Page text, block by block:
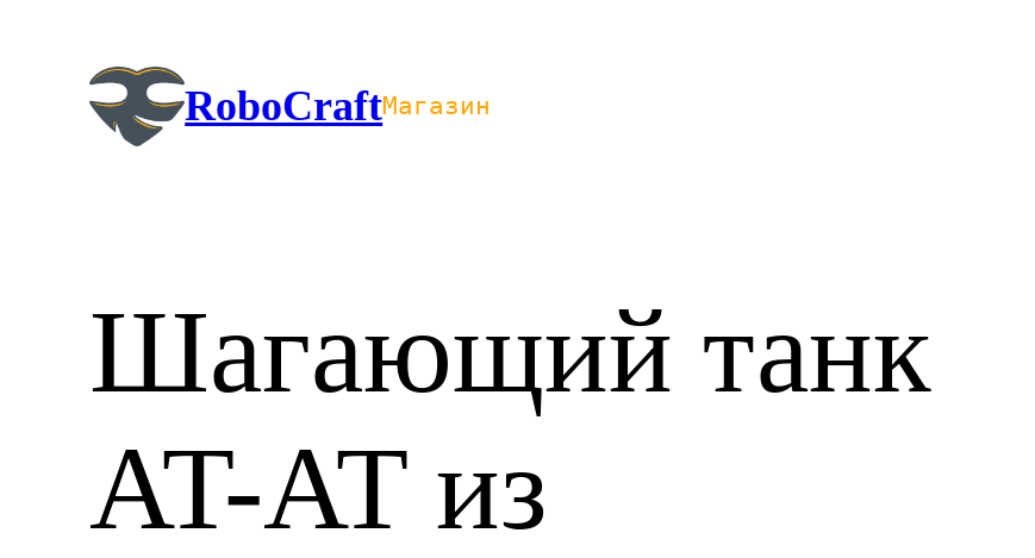
содержимому
RoboCraftМагазин
Шагающий танк
AT-AT из